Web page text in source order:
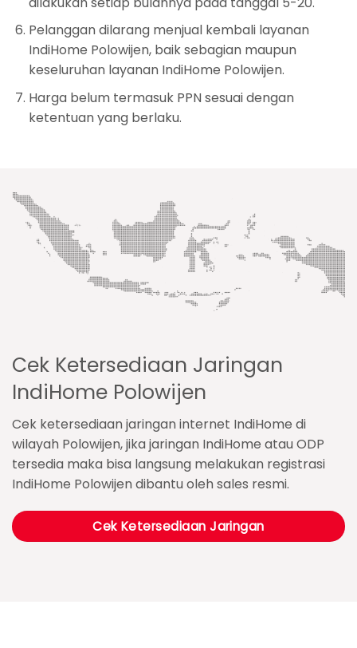
Pelanggan dilarang menjual kembali layanan
IndiHome Polowijen, baik sebagian maupun
keseluruhan layanan IndiHome Polowijen.
Harga belum termasuk PPN sesuai dengan
ketentuan yang berlaku.
Cek Ketersediaan Jaringan
IndiHome Polowijen
Cek ketersediaan jaringan internet IndiHome di
wilayah Polowijen, jika jaringan IndiHome atau ODP
tersedia maka bisa langsung melakukan registrasi
IndiHome Polowijen dibantu oleh sales resmi.
Cek Ketersediaan Jaringan